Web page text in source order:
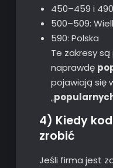
450–459 i
500–509:
590: Polska
Te zakresy
naprawdę
pojawiają się
„
4) Kiedy
zrobić
Jeśli firma jest